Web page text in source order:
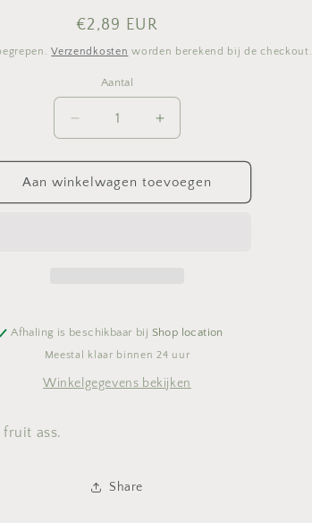
Normale
prijs
€2,89 EUR
Verzendkosten worden berekend bij de checkout.
Aantal
Aantal
Aantal
verlagen
voor
Tafelkleedgewichten
fruit
Aantal
verhogen
voor
Tafelkleedgewichten
fruit
Aan winkelwagen toevoegen
Afhaling is beschikbaar bij Shop location
Meestal klaar binnen 24 uur
Winkelgegevens bekijken
ass.
Share